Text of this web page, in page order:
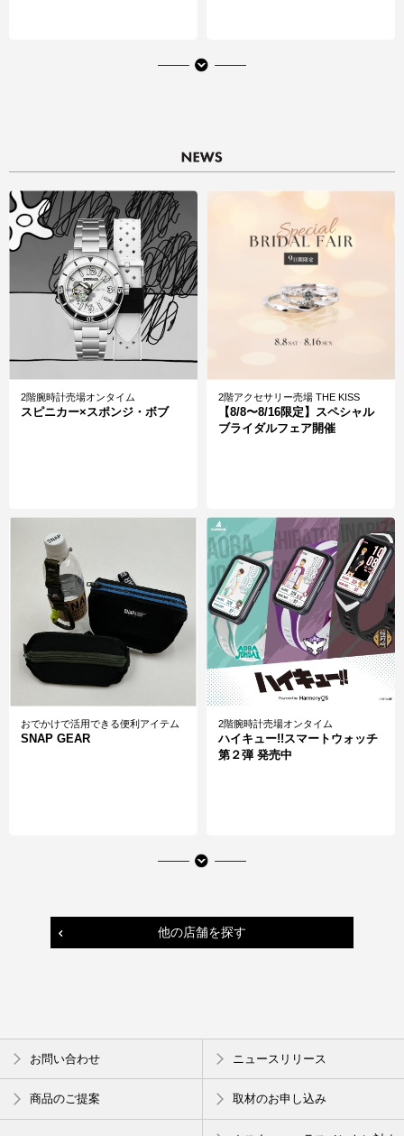
期間限定で開催
【予告】pickles the frog petit
bonbon (かえるのピクルス プ
チボンボン)
期間限定で開催！
ポムポムプリン POP-UP
STORE ～sweet party～inロフ
ステッカーやTシャツなどが大集合
B-SIDE LABEL雑貨展
B-SIDE LABEL（ビーサイドレーベ
ル）
【予告】ステッカー特別販売会
2階腕時計売場オンタイム
スピニカー×スポンジ・ボブ
2階アクセサリー売場 THE KISS
【8/8〜8/16限定】スペシャル
ブライダルフェア開催
おでかけで活用できる便利アイテム
SNAP GEAR
2階腕時計売場オンタイム
ハイキュー!!スマートウォッチ
第２弾 発売中
ル)
絶滅危惧種刺繍エコバッグ
POP UP
ポップな保冷剤
他の店舗を探す
お問い合わせ ニュースリリース
商品のご提案 取材のお申し込み